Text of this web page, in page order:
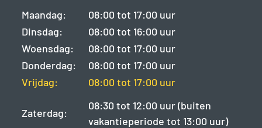
Maandag:
08:00 tot 17:00 uur
Dinsdag:
08:00 tot 16:00 uur
Woensdag:
08:00 tot 17:00 uur
Donderdag:
08:00 tot 17:00 uur
Vrijdag:
08:00 tot 17:00 uur
Zaterdag:
08:30 tot 12:00 uur (buiten
vakantieperiode tot 13:00 uur)